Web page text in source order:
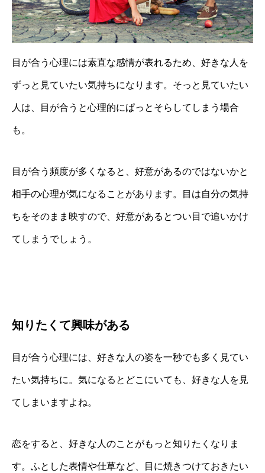
目が合う心理には素直な感情が表れるため、好きな人を
ずっと見ていたい気持ちになります。そっと見ていたい
人は、目が合うと心理的にぱっとそらしてしまう場合
も。
目が合う頻度が多くなると、好意があるのではないかと
相手の心理が気になることがあります。目は自分の気持
ちをそのまま映すので、好意があるとつい目で追いかけ
てしまうでしょう。
知りたくて興味がある
目が合う心理には、好きな人の姿を一秒でも多く見てい
たい気持ちに。気になるとどこにいても、好きな人を見
てしまいますよね。
恋をすると、好きな人のことがもっと知りたくなりま
す。ふとした表情や仕草など、目に焼きつけておきたい